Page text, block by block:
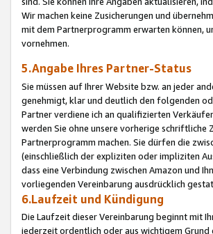
Wir machen keine Zusicherungen und
mit dem Partnerprogramm erwarten können,
vornehmen.
5.Angabe Ihres Partner-Status
Sie müssen auf Ihrer Website bzw. an jeder
genehmigt, klar und deutlich den folgenden
Partner verdiene ich an qualifizierten
werden Sie ohne unsere vorherige schriftliche
Partnerprogramm machen. Sie dürfen die
(einschließlich der expliziten oder impliziten
dass eine Verbindung zwischen Amazon und
vorliegenden Vereinbarung ausdrücklich
6.Laufzeit und Kündigung
Die Laufzeit dieser Vereinbarung beginnt mit
jederzeit ordentlich oder aus wichtigem